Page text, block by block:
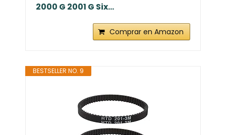
2000 G 2001 G Six...
Comprar en Amazon
BESTSELLER NO. 9